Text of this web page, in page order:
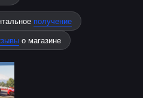
получение
о магазине